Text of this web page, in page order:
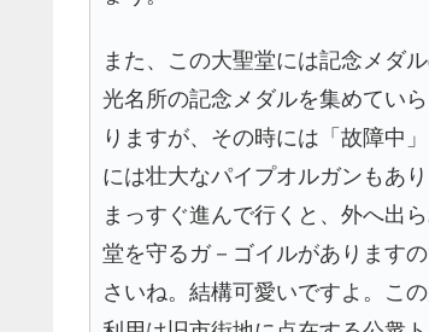
また、この大聖堂には記念メダ
光名所の記念メダルを集めてい
りますが、その時には「故障中
には壮大なパイプオルガンもあ
まっすぐ進んで行くと、外へ出
堂を守るガ－ゴイルがあります
さいね。結構可愛いですよ。こ